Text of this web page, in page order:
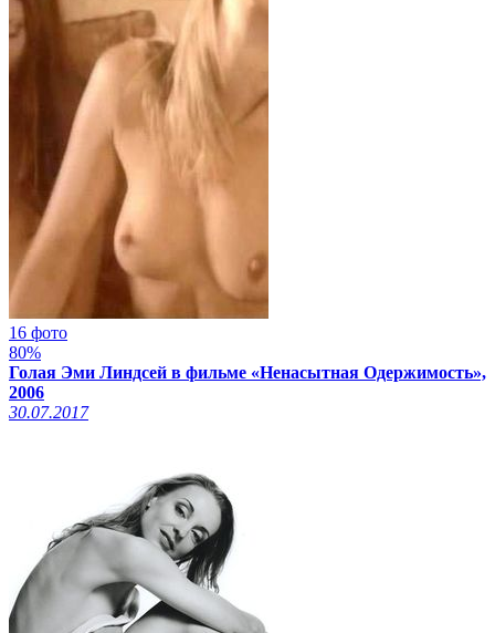
16 фото
80%
Голая Эми Линдсей в фильме «Ненасытная Одержимость»,
2006
30.07.2017